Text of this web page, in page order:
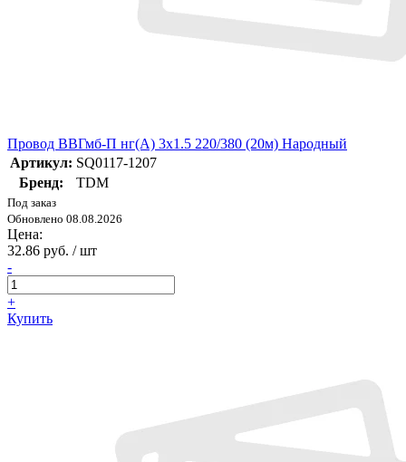
Провод ВВГмб-П нг(А) 3х1.5 220/380 (20м) Народный
Артикул: SQ0117-1207
Бренд:
TDM
Под заказ
Обновлено 08.08.2026
Цена:
32.86 руб. / шт
-
+
Купить